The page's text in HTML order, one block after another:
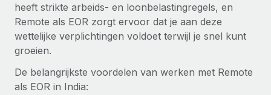
heeft strikte arbeids- en loonbelastingregels, en
Remote als EOR zorgt ervoor dat je aan deze
wettelijke verplichtingen voldoet terwijl je snel kunt
groeien.
De belangrijkste voordelen van werken met Remote
als EOR in India: